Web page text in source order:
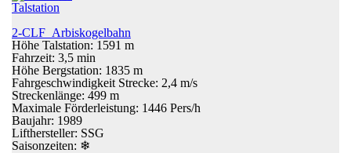
Talstation
2-CLF Arbiskogelbahn
Höhe Talstation: 1591 m
Fahrzeit: 3,5 min
Höhe Bergstation: 1835 m
Fahrgeschwindigkeit Strecke: 2,4 m/s
Streckenlänge: 499 m
Maximale Förderleistung: 1446 Pers/h
Baujahr: 1989
Lifthersteller: SSG
Saisonzeiten: ❄